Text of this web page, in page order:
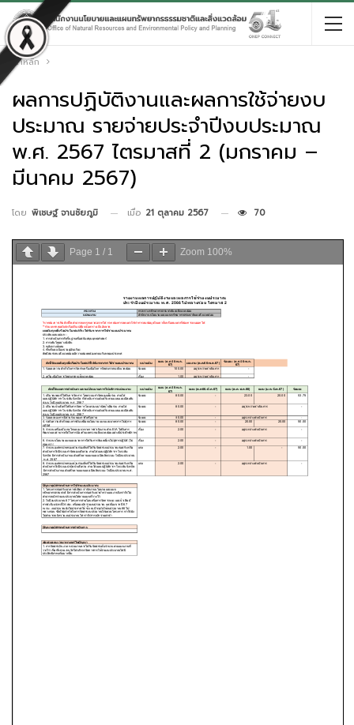
หน้าหลัก
ผลการปฏิบัติงานและผลการใช้จ่ายงบ
ประมาณ รายจ่ายประจำปีงบประมาณ
พ.ศ. 2567 ไตรมาสที่ 2 (มกราคม –
มีนาคม 2567)
โดย พิเชษฐ์ จานชัยภูมิ เมื่อ 21 ตุลาคม 2567 70
Page 1 / 1 Zoom 100%